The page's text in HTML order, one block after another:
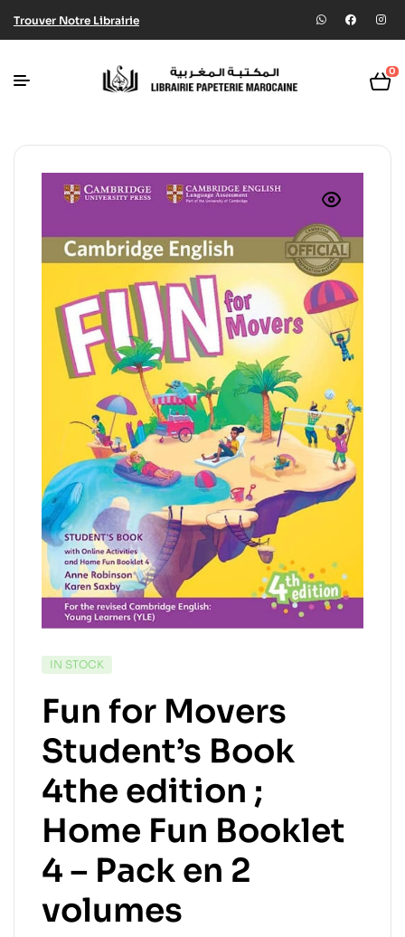
Trouver Notre Librairie
0
IN STOCK
Fun for Movers
Student’s Book
4the edition ;
Home Fun Booklet
4 – Pack en 2
volumes